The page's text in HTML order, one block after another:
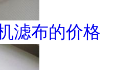
滤布的价格